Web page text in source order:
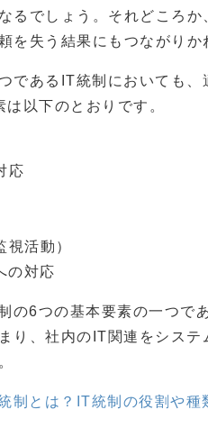
るでしょう。それどころ
を失う結果にもつながりか
であるIT統制においても
以下のとおりです。
応
活動）
対応
の6つの基本要素の一つで
り、社内のIT関連をシス
制とは？IT統制の役割や種